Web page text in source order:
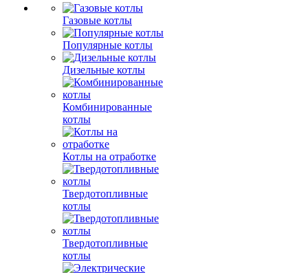
Газовые котлы
Популярные котлы
Дизельные котлы
Комбинированные
котлы
Котлы на отработке
Твердотопливные
котлы
Твердотопливные
котлы